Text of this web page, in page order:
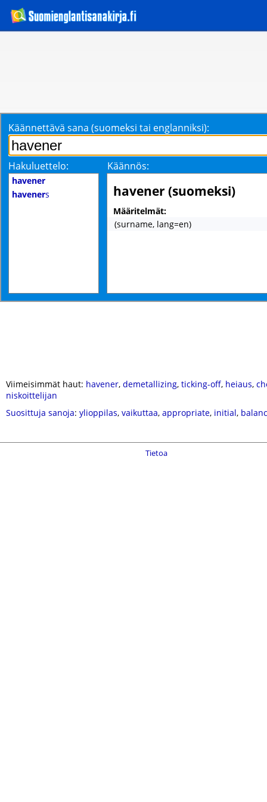
Käännettävä sana (suomeksi tai englanniksi):
Hakuluettelo: Käännös:
havener
haveners havener (suomeksi)
Määritelmät:
(surname, lang=en)
Viimeisimmät haut: havener, demetallizing, ticking-off, heiaus,
niskoittelijan
Suosittuja sanoja: ylioppilas, vaikuttaa, appropriate, initial,
Tietoa